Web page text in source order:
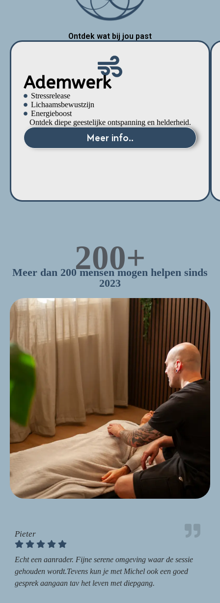
Ademwerk
Stressrelease
Lichaamsbewustzijn
Energieboost
Ontdek diepe geestelijke ontspanning en helderheid.
Meer info..
Ontdek wat bij jou past
Meer dan 200 mensen mogen helpen sinds
2023
200+
Pieter
Echt een aanrader. Fijne serene omgeving waar de sessie
gehouden wordt.Tevens kun je met Michel ook een goed
gesprek aangaan tav het leven met diepgang.